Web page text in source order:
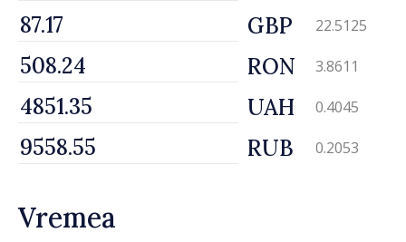
GBP 22.5125
RON 3.8611
UAH 0.4045
RUB 0.2053
Vremea